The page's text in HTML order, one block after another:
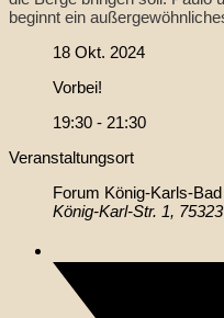
beginnt ein
18 Okt. 2024
Vorbei!
19:30 - 21:30
Veranstaltungsort
Forum König-Karls-
König-Karl-Str. 1,